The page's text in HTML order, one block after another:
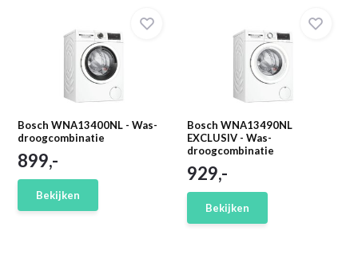
Bosch WNA13400NL - Was-
droogcombinatie
899,-
Bekijken
Bosch WNA13490NL
EXCLUSIV - Was-
droogcombinatie
929,-
Bekijken